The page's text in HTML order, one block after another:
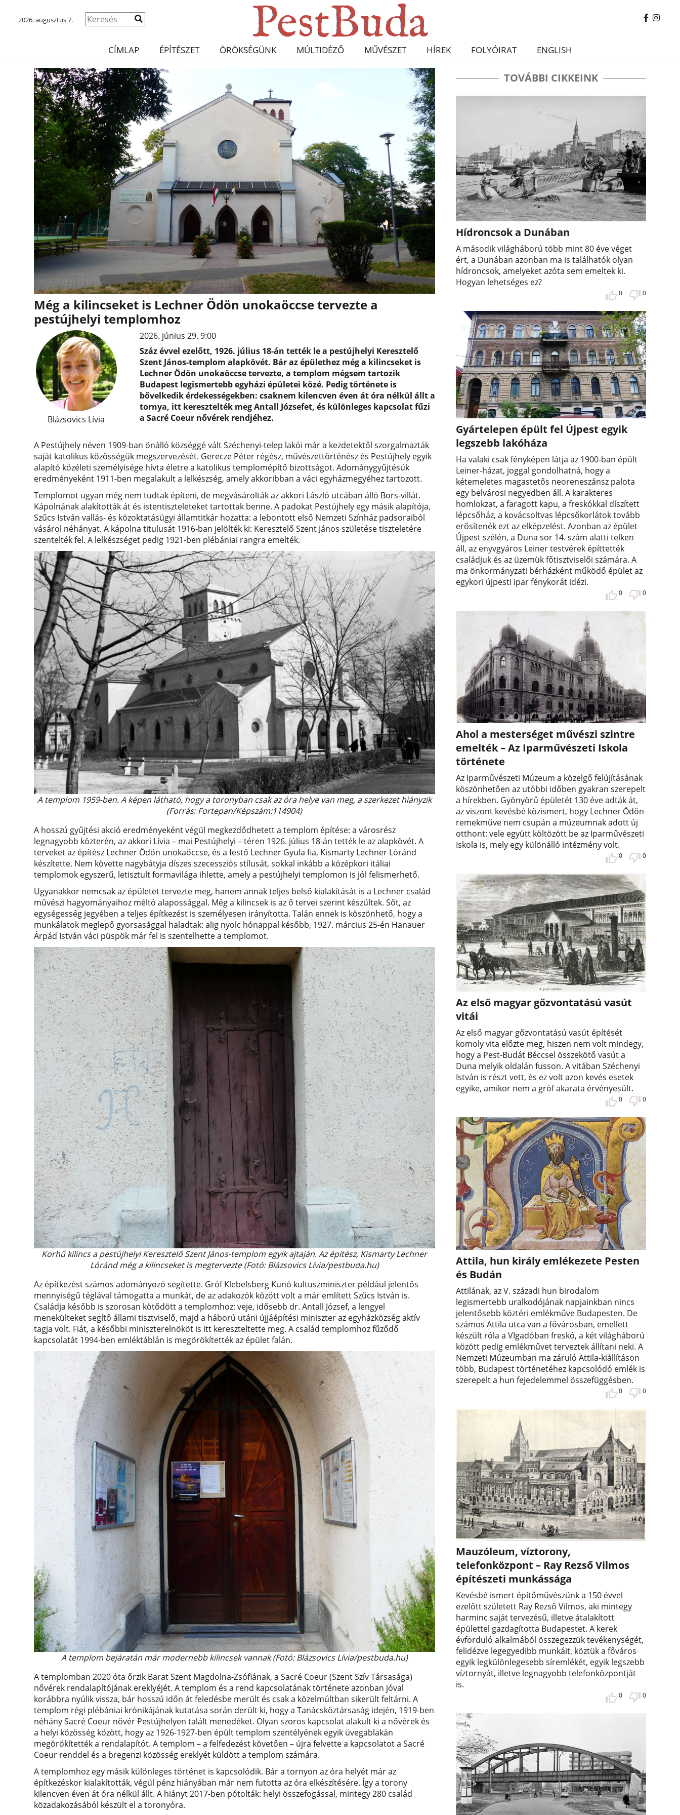
2026. augusztus 7.
CÍMLAP ÉPÍTÉSZET ÖRÖKSÉGÜNK MÚLTIDÉZŐ MŰVÉSZET HÍREK FOLYÓIRAT ENGLISH
Még a kilincseket is Lechner Ödön unokaöccse tervezte a
pestújhelyi templomhoz
Blázsovics Lívia
2026. június 29. 9:00
Száz évvel ezelőtt, 1926. július 18-án tették le a pestújhelyi Keresztelő
Szent János-templom alapkövét. Bár az épülethez még a kilincseket is
Lechner Ödön unokaöccse tervezte, a templom mégsem tartozik
Budapest legismertebb egyházi épületei közé. Pedig története is
bővelkedik érdekességekben: csaknem kilencven éven át óra nélkül állt a
tornya, itt keresztelték meg Antall Józsefet, és különleges kapcsolat fűzi
a Sacré Coeur nővérek rendjéhez.
A Pestújhely néven 1909-ban önálló községgé vált Széchenyi-telep lakói már a kezdetektől szorgalmazták
saját katolikus közösségük megszervezését. Gerecze Péter régész, művészettörténész és Pestújhely egyik
alapító közéleti személyisége hívta életre a katolikus templomépítő bizottságot. Adománygyűjtésük
eredményeként 1911-ben megalakult a lelkészség, amely akkoribban a váci egyházmegyéhez tartozott.
Templomot ugyan még nem tudtak építeni, de megvásárolták az akkori László utcában álló Bors-villát.
Kápolnának alakították át és istentiszteleteket tartottak benne. A padokat Pestújhely egy másik alapítója,
Szűcs István vallás- és közoktatásügyi államtitkár hozatta: a lebontott első Nemzeti Színház padsoraiból
vásárol néhányat. A kápolna titulusát 1916-ban jelölték ki: Keresztelő Szent János születése tiszteletére
szentelték fel. A lelkészséget pedig 1921-ben plébániai rangra emelték.
A templom 1959-ben. A képen látható, hogy a toronyban csak az óra helye van meg, a szerkezet hiányzik
(Forrás: Fortepan/Képszám:114904)
A hosszú gyűjtési akció eredményeként végül megkezdődhetett a templom építése: a városrész
legnagyobb közterén, az akkori Lívia – mai Pestújhelyi – téren 1926. július 18-án tették le az alapkövét. A
terveket az építész Lechner Ödön unokaöccse, és a festő Lechner Gyula fia, Kismarty Lechner Lóránd
készítette. Nem követte nagybátyja díszes szecessziós stílusát, sokkal inkább a középkori itáliai
templomok egyszerű, letisztult formavilága ihlette, amely a pestújhelyi templomon is jól felismerhető.
Ugyanakkor nemcsak az épületet tervezte meg, hanem annak teljes belső kialakítását is a Lechner család
művészi hagyományaihoz méltó alapossággal. Még a kilincsek is az ő tervei szerint készültek. Sőt, az
egységesség jegyében a teljes építkezést is személyesen irányította. Talán ennek is köszönhető, hogy a
munkálatok meglepő gyorsasággal haladtak: alig nyolc hónappal később, 1927. március 25-én Hanauer
Árpád István váci püspök már fel is szentelhette a templomot.
Korhű kilincs a pestújhelyi Keresztelő Szent János-templom egyik ajtaján. Az építész, Kismarty Lechner
Lóránd még a kilincseket is megtervezte (Fotó: Blázsovics Lívia/pestbuda.hu)
Az építkezést számos adományozó segítette. Gróf Klebelsberg Kunó kultuszminiszter például jelentős
mennyiségű téglával támogatta a munkát, de az adakozók között volt a már említett Szűcs István is.
Családja később is szorosan kötődött a templomhoz: veje, idősebb dr. Antall József, a lengyel
menekülteket segítő állami tisztviselő, majd a háború utáni újjáépítési miniszter az egyházközség aktív
tagja volt. Fiát, a későbbi miniszterelnököt is itt kereszteltette meg. A család templomhoz fűződő
kapcsolatát 1994-ben emléktáblán is megörökítették az épület falán.
A templom bejáratán már modernebb kilincsek vannak (Fotó: Blázsovics Lívia/pestbuda.hu)
A templomban 2020 óta őrzik Barat Szent Magdolna-Zsófiának, a Sacré Coeur (Szent Szív Társasága)
nővérek rendalapítójának ereklyéjét. A templom és a rend kapcsolatának története azonban jóval
korábbra nyúlik vissza, bár hosszú időn át feledésbe merült és csak a közelmúltban sikerült feltárni. A
templom régi plébániai krónikájának kutatása során derült ki, hogy a Tanácsköztársaság idején, 1919-ben
néhány Sacré Coeur nővér Pestújhelyen talált menedéket. Olyan szoros kapcsolat alakult ki a nővérek és
a helyi közösség között, hogy az 1926-1927-ben épült templom szentélyének egyik üvegablakán
megörökítették a rendalapítót. A templom – a felfedezést követően – újra felvette a kapcsolatot a Sacré
Coeur renddel és a bregenzi közösség ereklyét küldött a templom számára.
A templomhoz egy másik különleges történet is kapcsolódik. Bár a tornyon az óra helyét már az
építkezéskor kialakították, végül pénz hiányában már nem futotta az óra elkészítésére. Így a torony
kilencven éven át óra nélkül állt. A hiányt 2017-ben pótolták: helyi összefogással, mintegy 280 család
közadakozásából készült el a toronyóra.
TOVÁBBI CIKKEINK
Hídroncsok a Dunában
A második világháború több mint 80 éve véget
ért, a Dunában azonban ma is találhatók olyan
hídroncsok, amelyeket azóta sem emeltek ki.
Hogyan lehetséges ez?
0 0
Gyártelepen épült fel Újpest egyik
legszebb lakóháza
Ha valaki csak fényképen látja az 1900-ban épült
Leiner-házat, joggal gondolhatná, hogy a
kétemeletes magastetős neoreneszánsz palota
egy belvárosi negyedben áll. A karakteres
homlokzat, a faragott kapu, a freskókkal díszített
lépcsőház, a kovácsoltvas lépcsőkorlátok tovább
erősítenék ezt az elképzelést. Azonban az épület
Újpest szélén, a Duna sor 14. szám alatti telken
áll, az enyvgyáros Leiner testvérek építtették
családjuk és az üzemük főtisztviselői számára. A
ma önkormányzati bérházként működő épület az
egykori újpesti ipar fénykorát idézi.
0 0
Ahol a mesterséget művészi szintre
emelték – Az Iparművészeti Iskola
története
Az Iparművészeti Múzeum a közelgő felújításának
köszönhetően az utóbbi időben gyakran szerepelt
a hírekben. Gyönyörű épületét 130 éve adták át,
az viszont kevésbé közismert, hogy Lechner Ödön
remekműve nem csupán a múzeumnak adott új
otthont: vele együtt költözött be az Iparművészeti
Iskola is, mely egy különálló intézmény volt.
0 0
Az első magyar gőzvontatású vasút
vitái
Az első magyar gőzvontatású vasút építését
komoly vita előzte meg, hiszen nem volt mindegy,
hogy a Pest-Budát Béccsel összekötő vasút a
Duna melyik oldalán fusson. A vitában Széchenyi
István is részt vett, és ez volt azon kevés esetek
egyike, amikor nem a gróf akarata érvényesült.
0 0
Attila, hun király emlékezete Pesten
és Budán
Attilának, az V. századi hun birodalom
legismertebb uralkodójának napjainkban nincs
jelentősebb köztéri emlékműve Budapesten. De
számos Attila utca van a fővárosban, emellett
készült róla a VIgadóban freskó, a két világháború
között pedig emlékművet terveztek állítani neki. A
Nemzeti Múzeumban ma záruló Attila-kiállításon
több, Budapest történetéhez kapcsolódó emlék is
szerepelt a hun fejedelemmel összefüggésben.
0 0
Mauzóleum, víztorony,
telefonközpont – Ray Rezső Vilmos
építészeti munkássága
Kevésbé ismert építőművészünk a 150 évvel
ezelőtt született Ray Rezső Vilmos, aki mintegy
harminc saját tervezésű, illetve átalakított
épülettel gazdagította Budapestet. A kerek
évforduló alkalmából összegezzük tevékenységét,
felidézve legegyedibb munkáit, köztük a főváros
egyik legkülönlegesebb síremlékét, egyik legszebb
víztornyát, illetve legnagyobb telefonközpontját
is.
0 0